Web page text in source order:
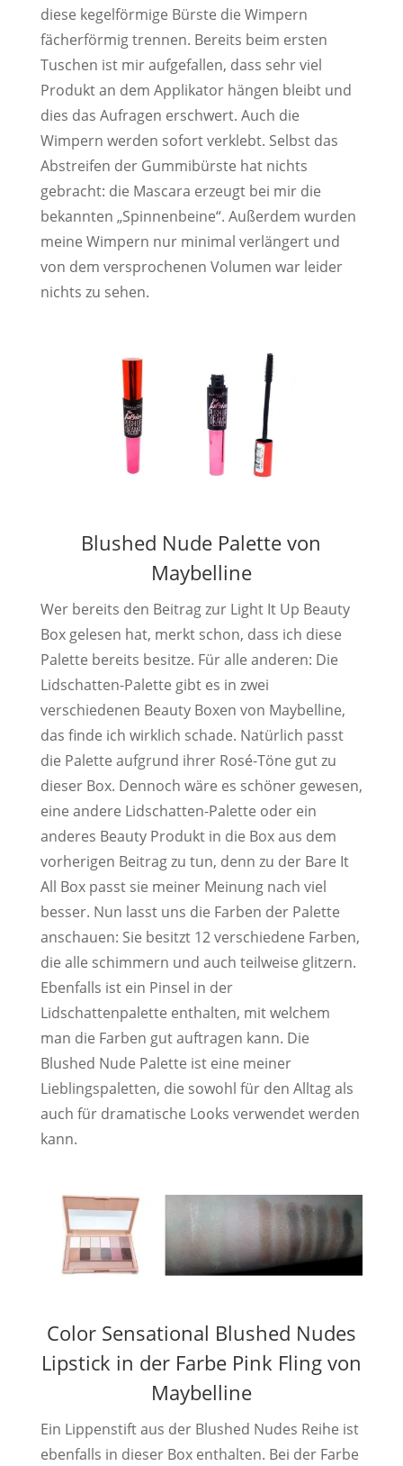
diese kegelförmige Bürste die Wimpern
fächerförmig trennen. Bereits beim ersten
Tuschen ist mir aufgefallen, dass sehr viel
Produkt an dem Applikator hängen bleibt und
dies das Aufragen erschwert. Auch die
Wimpern werden sofort verklebt. Selbst das
Abstreifen der Gummibürste hat nichts
gebracht: die Mascara erzeugt bei mir die
bekannten „Spinnenbeine“. Außerdem wurden
meine Wimpern nur minimal verlängert und
von dem versprochenen Volumen war leider
nichts zu sehen.
Blushed Nude Palette von
Maybelline
Wer bereits den Beitrag zur Light It Up Beauty
Box gelesen hat, merkt schon, dass ich diese
Palette bereits besitze. Für alle anderen: Die
Lidschatten-Palette gibt es in zwei
verschiedenen Beauty Boxen von Maybelline,
das finde ich wirklich schade. Natürlich passt
die Palette aufgrund ihrer Rosé-Töne gut zu
dieser Box. Dennoch wäre es schöner gewesen,
eine andere Lidschatten-Palette oder ein
anderes Beauty Produkt in die Box aus dem
vorherigen Beitrag zu tun, denn zu der Bare It
All Box passt sie meiner Meinung nach viel
besser. Nun lasst uns die Farben der Palette
anschauen: Sie besitzt 12 verschiedene Farben,
die alle schimmern und auch teilweise glitzern.
Ebenfalls ist ein Pinsel in der
Lidschattenpalette enthalten, mit welchem
man die Farben gut auftragen kann. Die
Blushed Nude Palette ist eine meiner
Lieblingspaletten, die sowohl für den Alltag als
auch für dramatische Looks verwendet werden
kann.
Color Sensational Blushed Nudes
Lipstick in der Farbe Pink Fling von
Maybelline
Ein Lippenstift aus der Blushed Nudes Reihe ist
ebenfalls in dieser Box enthalten. Bei der Farbe